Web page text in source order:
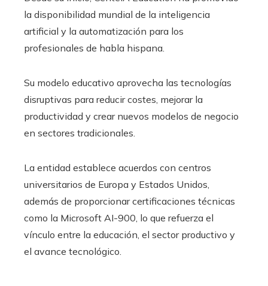
la disponibilidad mundial de la inteligencia
artificial y la automatización para los
profesionales de habla hispana.
Su modelo educativo aprovecha las tecnologías
disruptivas para reducir costes, mejorar la
productividad y crear nuevos modelos de negocio
en sectores tradicionales.
La entidad establece acuerdos con centros
universitarios de Europa y Estados Unidos,
además de proporcionar certificaciones técnicas
como la Microsoft AI-900, lo que refuerza el
vínculo entre la educación, el sector productivo y
el avance tecnológico.